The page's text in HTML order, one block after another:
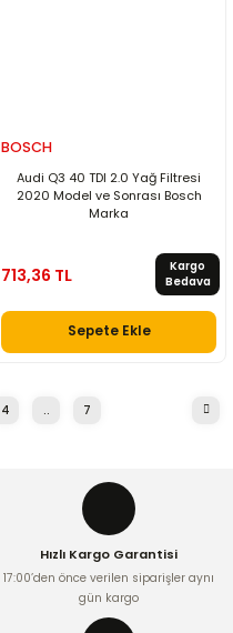
BOSCH
Audi Q3 40 TDI 2.0 Yağ Filtresi
2020 Model ve Sonrası Bosch
Marka
713,36 TL
Kargo
Bedava
Sepete Ekle
4 .. 7
Hızlı Kargo Garantisi
17:00’den önce verilen siparişler aynı
gün kargo